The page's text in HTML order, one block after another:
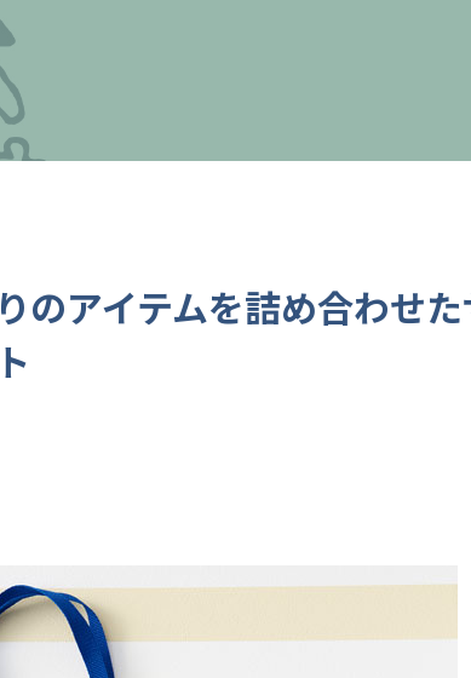
のアイテムを詰め合わせ